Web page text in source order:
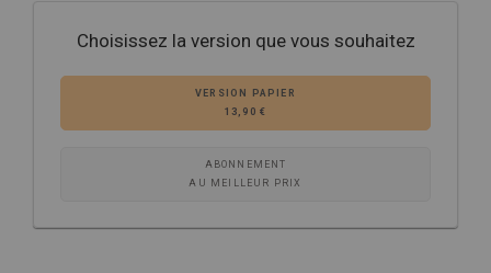
Choisissez la version que vous souhaitez
VERSION PAPIER
13,90 €
ABONNEMENT
AU MEILLEUR PRIX